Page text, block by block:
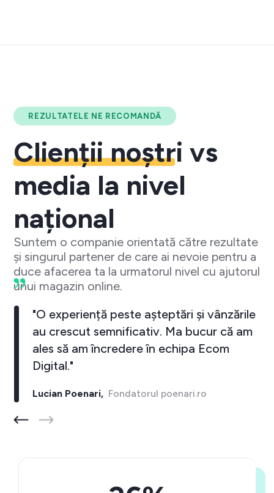
REZULTATELE NE RECOMANDĂ
Clienții noștri vs
media la nivel
național
Suntem o companie orientată către rezultate
și singurul partener de care ai nevoie pentru a
duce afacerea ta la urmatorul nivel cu ajutorul
unui magazin online.
"O experiență peste așteptări și vânzările
au crescut semnificativ. Ma bucur că am
ales să am încredere în echipa Ecom
Digital."
Lucian Poenari,Fondatorul poenari.ro